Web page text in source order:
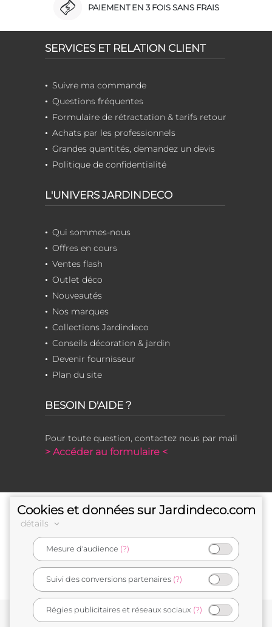
PAIEMENT EN 3 FOIS SANS FRAIS
SERVICES ET RELATION CLIENT
Suivre ma commande
Questions fréquentes
Formulaire de rétractation & tarifs retour
Achats par les professionnels
Grandes quantités, demandez un devis
Politique de confidentialité
L'UNIVERS JARDINDECO
Qui sommes-nous
Offres en cours
Ventes flash
Outlet déco
Nouveautés
Nos marques
Collections Jardindeco
Conseils décoration & jardin
Devenir fournisseur
Plan du site
BESOIN D'AIDE ?
Pour toute question, contactez nous par mail
> Accéder au formulaire <
e-commerçant français
Cookies et données sur Jardindeco.com
détails
Mesure d'audience (?)
Suivi des conversions partenaires (?)
Régies publicitaires et réseaux sociaux (?)